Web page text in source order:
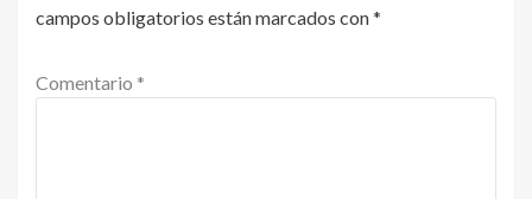
campos obligatorios están marcados con*
Comentario *